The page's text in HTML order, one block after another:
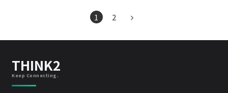
1 2
THINK2
Keep Connecting.